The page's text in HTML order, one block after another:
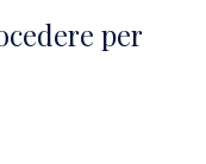
per